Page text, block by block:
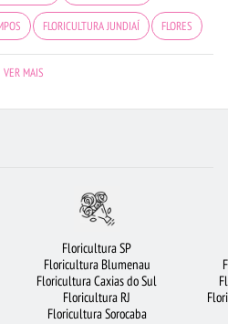
FLORICULTURA JUNDIAÍ FLORES
FLORICULTURA SANTOS
DE FLORES CESTA DE CHOCOLATE
BUQUÊ DE 20 ROSAS VERMELHAS
VER MAIS
Floricultura SP
Floricultura Blumenau
Floricultura Caxias do Sul
Floricultura RJ
Floricultura Sorocaba